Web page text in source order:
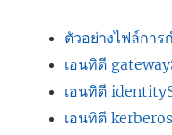
ตัวอย่างไฟล์การ
เอนทิตี
เอนทิตี
เอนทิตี